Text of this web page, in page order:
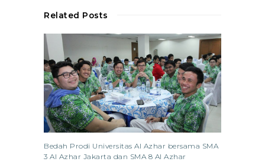
Related Posts
Bedah Prodi Universitas Al Azhar bersama SMA
3 Al Azhar Jakarta dan SMA 8 Al Azhar